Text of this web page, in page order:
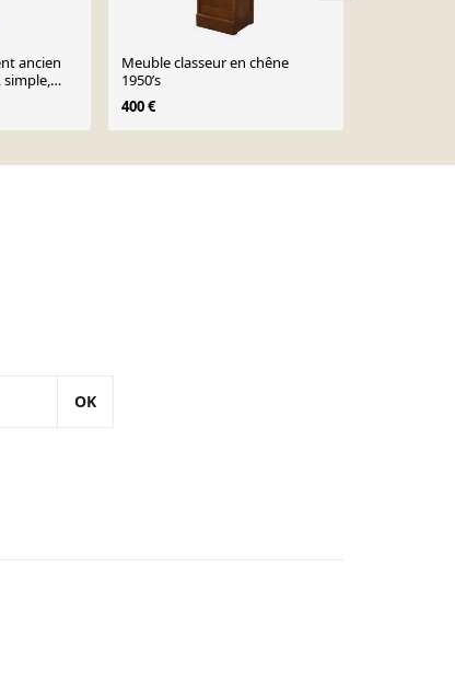
ancien
simple,
années
Meuble classeur en chêne
1950’s
400 €
OK